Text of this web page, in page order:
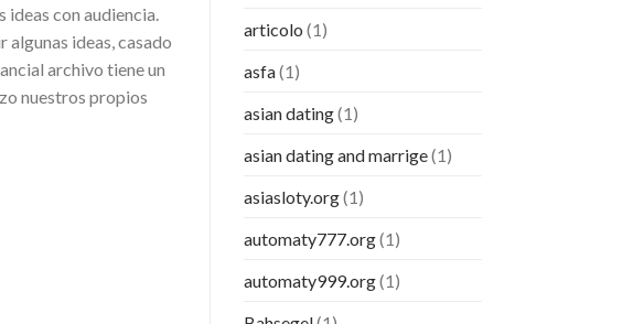
ideas con audiencia.
ideas, casado
archivo tiene un
nuestros propios
articolo (1)
asfa(1)
asian dating(1)
asian dating and marrige(1)
asiasloty.org(1)
automaty777.org(1)
automaty999.org(1)